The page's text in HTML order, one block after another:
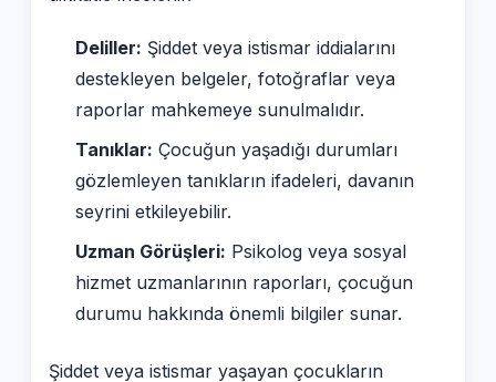
Deliller: Şiddet veya istismar iddialarını
destekleyen belgeler, fotoğraflar veya
raporlar mahkemeye sunulmalıdır.
Tanıklar: Çocuğun yaşadığı durumları
gözlemleyen tanıkların ifadeleri, davanın
seyrini etkileyebilir.
Uzman Görüşleri: Psikolog veya sosyal
hizmet uzmanlarının raporları, çocuğun
durumu hakkında önemli bilgiler sunar.
Şiddet veya istismar yaşayan çocukların